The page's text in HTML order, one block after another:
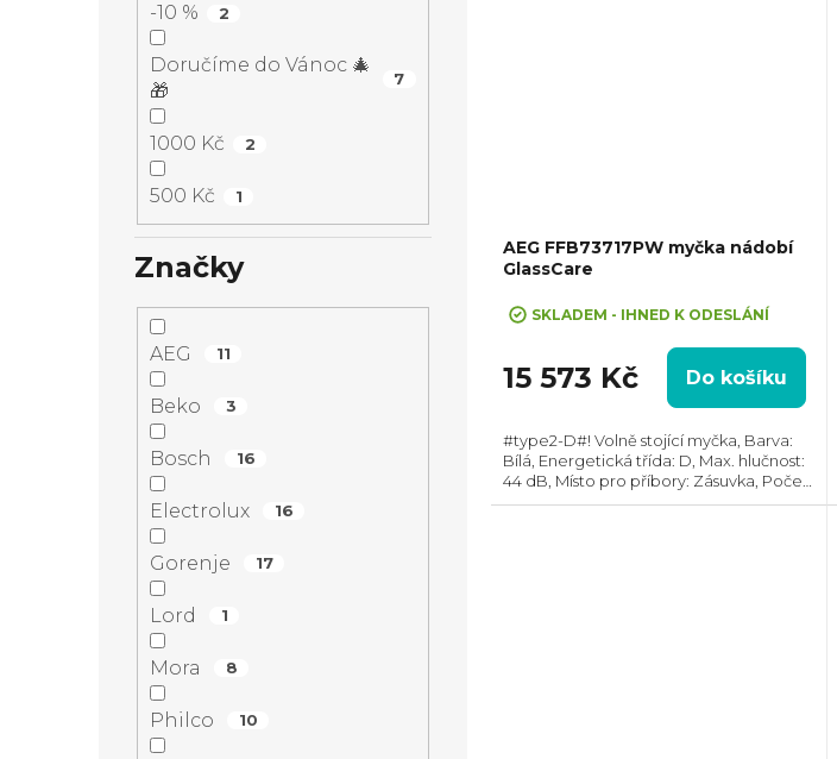
-10 % 2
Doručíme do Vánoc 🎄
🎁
7
1000 Kč 2
500 Kč 1
Značky
AEG 11
Beko 3
Bosch 16
Electrolux 16
Gorenje 17
Lord 1
Mora 8
Philco 10
AEG FFB73717PW myčka nádobí
GlassCare
SKLADEM - IHNED K ODESLÁNÍ
15 573 Kč Do košíku
#type2-D#! Volně stojící myčka, Barva:
Bílá, Energetická třída: D, Max. hlučnost:
44 dB, Místo pro příbory: Zásuvka, Počet
souprav nádobí: 15, Počet programů: 9,